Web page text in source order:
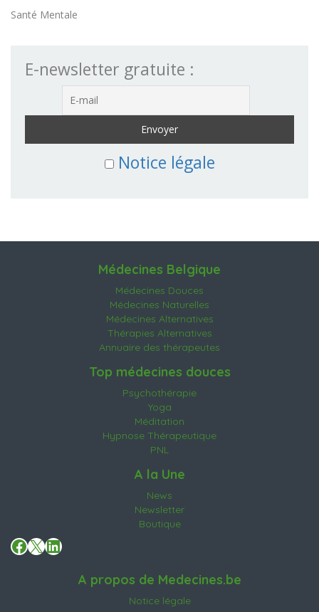
Santé Mentale
E-newsletter gratuite :
Notice légale
Médecines Belgique
Médecines Douces
Médecines Naturelles
Médecines Alternatives
Thérapies Alternatives
Annuaire des thérapeutes
Top médecines douces
Psychothérapie
Yoga
Méditation
Hypnose Thérapeutique
PNL
A la Une
News
Newsletter
Boutique
Facebook
X LinkedIn
A propos de Medecines.be
Notice légale